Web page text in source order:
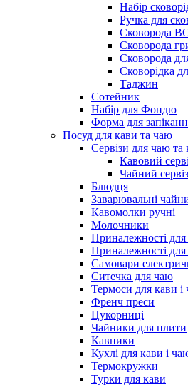
Набір
Ручка для
Сковорода
Сковорода
Сковорода
Сковорідка
Таджин
Сотейник
Набір для Фондю
Форма для
Посуд для кави та чаю
Сервізи для чаю та
Кавовий
Чайний сервіз
Блюдця
Заварювальні
Кавомолки ручні
Молочники
Приналежності для
Приналежності
Самовари
Ситечка для чаю
Термоси для кави і
Френч преси
Цукорниці
Чайники для плити
Кавники
Кухлі для кави і
Термокружки
Турки для кави